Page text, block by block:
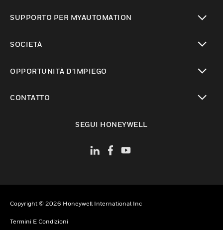
SUPPORTO PER MYAUTOMATION
SOCIETÀ
OPPORTUNITÀ D’IMPIEGO
CONTATTO
SEGUI HONEYWELL
Copyright © 2026 Honeywell International Inc
Termini E Condizioni